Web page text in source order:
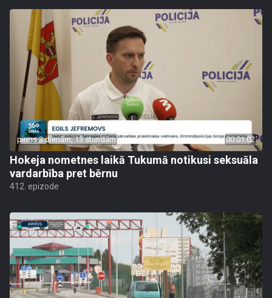
pirms 3 dienām, 13 stundām 00:01:02
Hokeja nometnes laikā Tukumā notikusi seksuāla
vardarbība pret bērnu
412. epizode